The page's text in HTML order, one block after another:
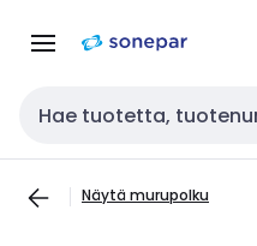
navigointiinsisältöön
Haku
Näytä murupolku